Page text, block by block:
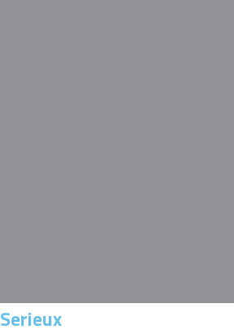
Serieux